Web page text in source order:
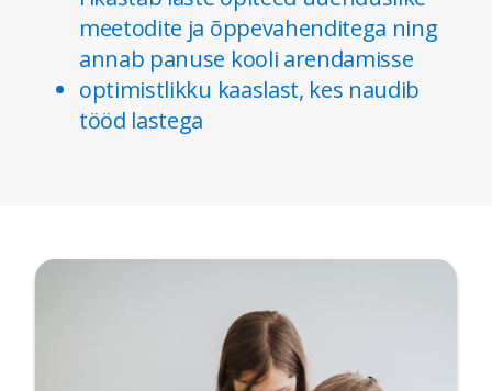
meetodite ja õppevahenditega ning
annab panuse kooli arendamisse
optimistlikku kaaslast, kes naudib
tööd lastega